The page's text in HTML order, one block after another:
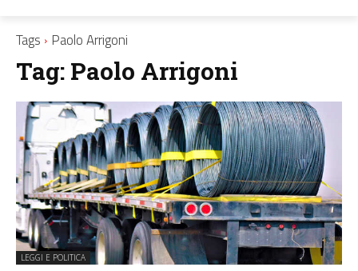
Tags Paolo Arrigoni
Tag: Paolo Arrigoni
LEGGI E POLITICA